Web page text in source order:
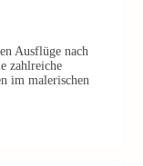
Ausflüge nach
zahlreiche
im malerischen